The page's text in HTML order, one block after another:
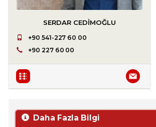
SERDAR CEDIMOĞLU
+90 541-227 60 00
+90 227 60 00
Daha Fazla Bilgi